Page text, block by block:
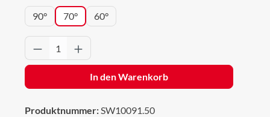
90° 70° 60°
Produkt Anzahl: Gib den gewünschten
In den Warenkorb
Produktnummer:SW10091.50